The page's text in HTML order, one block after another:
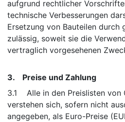
aufgrund rechtlicher
technische Verbesserungen
Ersetzung von Bauteilen durch
zulässig, soweit sie die
vertraglich vorgesehenen
3. Preise und Zahlung
3.1 Alle in den Preislisten von
verstehen sich, sofern nicht
angegeben, als Euro-Preise